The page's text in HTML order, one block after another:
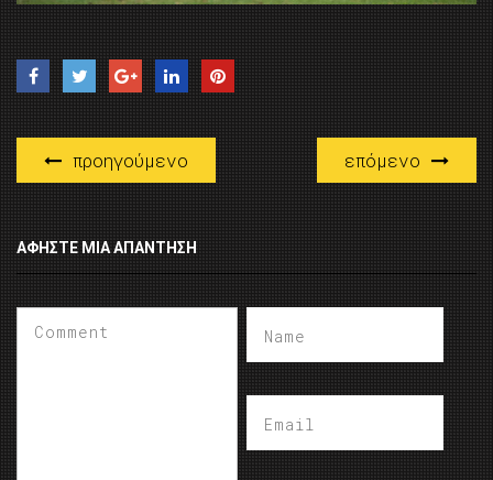
προηγούμενο επόμενο
ΑΦΉΣΤΕ ΜΙΑ ΑΠΆΝΤΗΣΗ